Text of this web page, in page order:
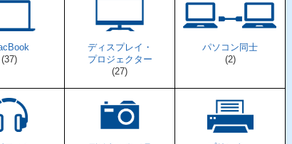
(37)
ディスプレイ・
プロジェクター
(27)
パソコン同士
(2)